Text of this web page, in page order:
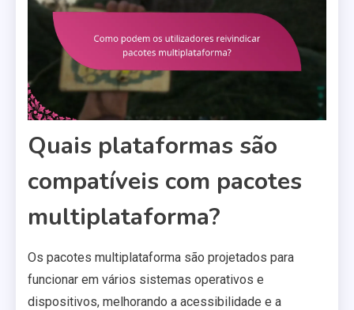
Quais plataformas são
compatíveis com pacotes
multiplataforma?
Os pacotes multiplataforma são projetados para
funcionar em vários sistemas operativos e
dispositivos, melhorando a acessibilidade e a